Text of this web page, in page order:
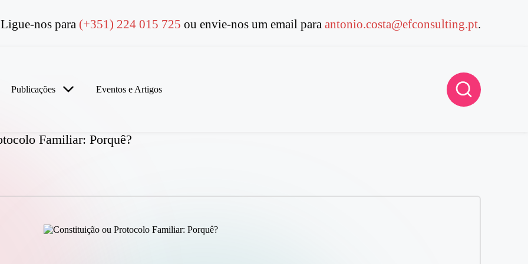
Ligue-nos para (+351) 224 015 725 ou envie-nos um email para antonio.costa@efconsulting.pt
Publicações Eventos e Artigos
Familiar: Porquê?